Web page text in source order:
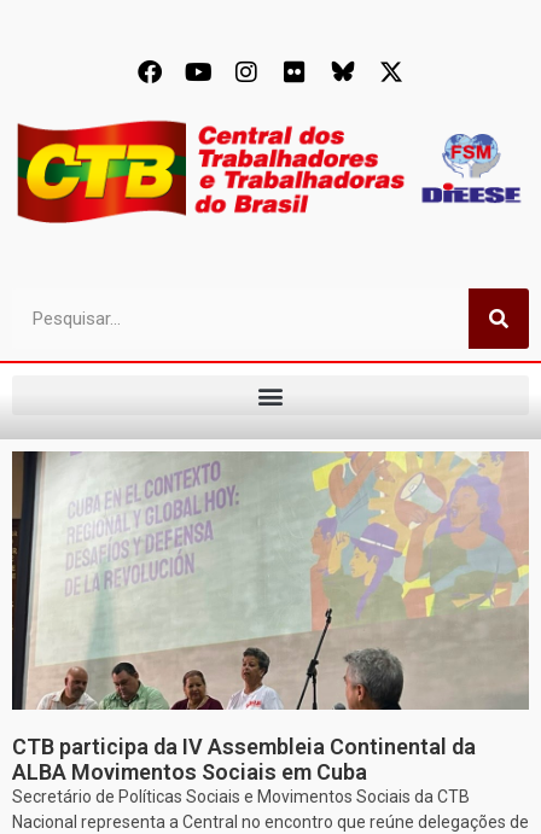
CTB participa da IV Assembleia Continental da
ALBA Movimentos Sociais em Cuba
Secretário de Políticas Sociais e Movimentos Sociais da CTB
Nacional representa a Central no encontro que reúne delegações de